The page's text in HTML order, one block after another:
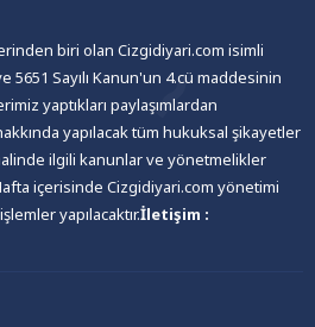
biri olan Cizgidiyari.com isimli
5651 Sayılı Kanun'un 4.cü maddesinin
yaptıkları paylaşımlardan
yapılacak tüm hukuksal şikayetler
ilgili kanunlar ve yönetmelikler
içerisinde Cizgidiyari.com yönetimi
yapılacaktır.İletişim :